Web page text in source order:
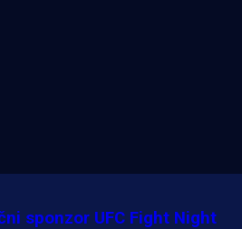
sponzor UFC Fight Night